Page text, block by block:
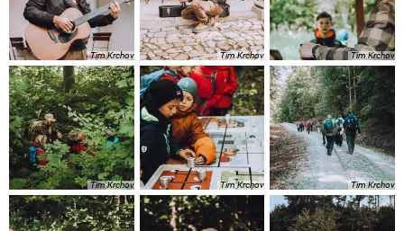
Tim Krchov Tim Krchov Tim Krchov
Tim Krchov Tim Krchov Tim Krchov